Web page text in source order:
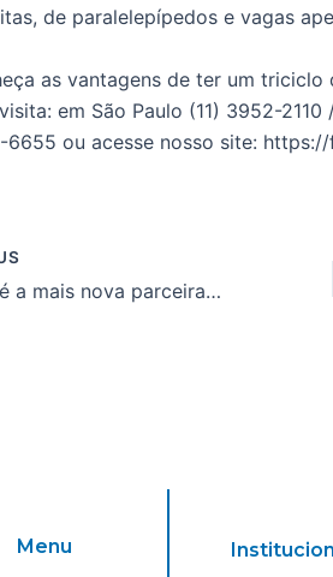
de paralelepípedos e vagas
as vantagens de ter um
em São Paulo (11) 3952-
6655 ou acesse nosso site:
Confenar é a mais nova parceira da Fusco-Motosegura
Menu